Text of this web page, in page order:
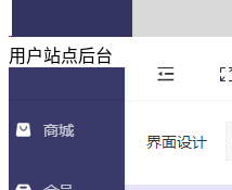
用户站点后台